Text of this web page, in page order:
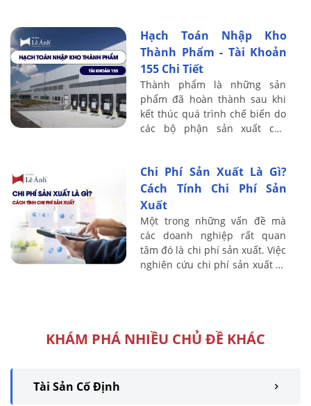
nghiệp sản ...
Hạch Toán Nhập Kho
Thành Phẩm - Tài Khoản
155 Chi Tiết
Thành phẩm là những sản
phẩm đã hoàn thành sau khi
kết thúc quá trình chế biến do
các bộ phận sản xuất của
Cách hạch ...
Chi Phí Sản Xuất Là Gì?
Cách Tính Chi Phí Sản
Xuất
Một trong những vấn đề mà
các doanh nghiệp rất quan
tâm đó là chi phí sản xuất. Việc
nghiên cứu chi phí sản xuất sẽ
KHÁM PHÁ NHIỀU CHỦ ĐỀ KHÁC
Tài Sản Cố Định